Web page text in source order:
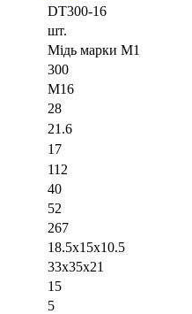
DT300-16
шт.
Мідь марки М1
300
М16
28
21.6
17
112
40
52
267
18.5x15x10.5
33x35x21
15
5